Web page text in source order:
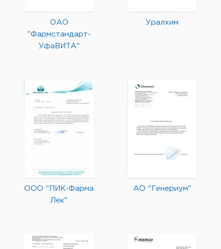
ОАО
"Фармстандарт-
УфаВИТА"
Уралхим
ООО "ПИК-Фарма
Лек"
АО "Генериум"